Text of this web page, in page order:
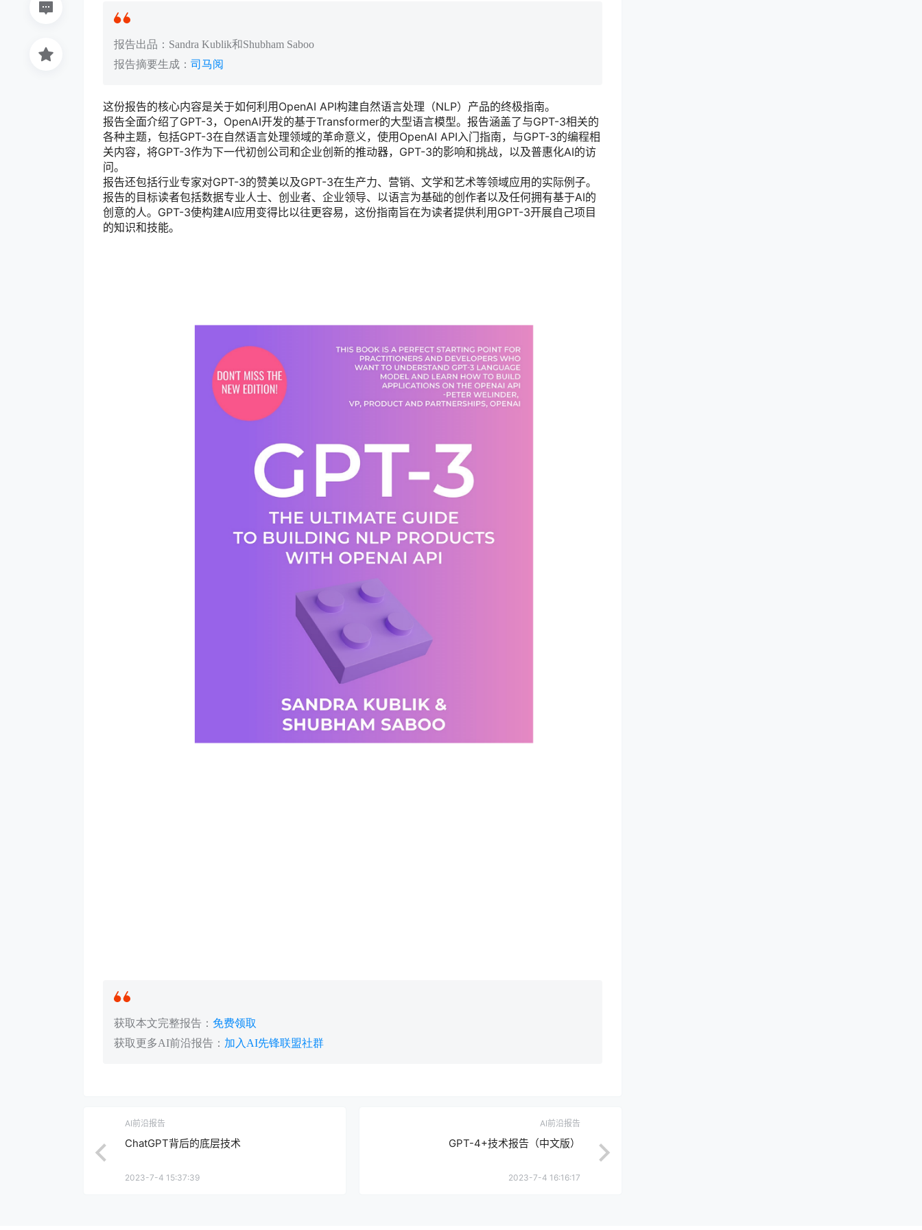
报告出品：Sandra Kublik和Shubham Saboo
报告摘要生成： 司马阅
这份报告的核心内容是关于如何利用OpenAI API构建自然语言处理（NLP）产品的终极指南。
报告全面介绍了GPT-3，OpenAI开发的基于Transformer的大型语言模型。报告涵盖了与GPT-3相关的
各种主题，包括GPT-3在自然语言处理领域的革命意义，使用OpenAI API入门指南，与GPT-3的编程相
关内容，将GPT-3作为下一代初创公司和企业创新的推动器，GPT-3的影响和挑战，以及普惠化AI的访
问。
报告还包括行业专家对GPT-3的赞美以及GPT-3在生产力、营销、文学和艺术等领域应用的实际例子。
报告的目标读者包括数据专业人士、创业者、企业领导、以语言为基础的创作者以及任何拥有基于AI的
创意的人。GPT-3使构建AI应用变得比以往更容易，这份指南旨在为读者提供利用GPT-3开展自己项目
的知识和技能。
获取本文完整报告： 免费领取
获取更多AI前沿报告： 加入AI先锋联盟社群
AI前沿报告
ChatGPT背后的底层技术
2023-7-4 15:37:39
AI前沿报告
GPT-4+技术报告（中文版）
2023-7-4 16:16:17